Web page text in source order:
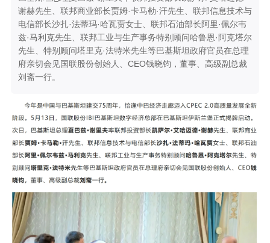
谢赫先生、联邦商业部长贾姆·卡马勒·汗先生、联邦信息技术与
电信部长沙扎·法蒂玛·哈瓦贾女士、联邦石油部长阿里·佩尔韦
兹·马利克先生、联邦工业与生产事务特别顾问哈鲁恩·阿克塔尔
先生、特别顾问塔里克·法特米先生等巴基斯坦政府官员在总理
府亲切会见国联股份创始人、CEO钱晓钧，董事、高级副总裁
刘斋一行。